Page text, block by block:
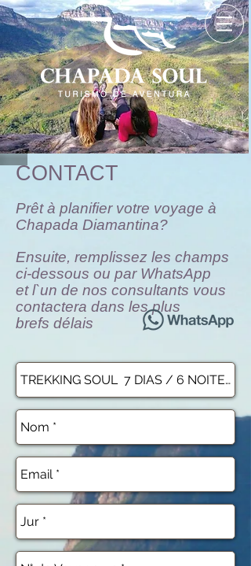
CONTACT
Prêt à planifier votre voyage à
Chapada Diamantina?
Ensuite, remplissez les champs
ci-dessous ou par WhatsApp
et l`un de nos consultants vous
contactera dans les plus
brefs délais